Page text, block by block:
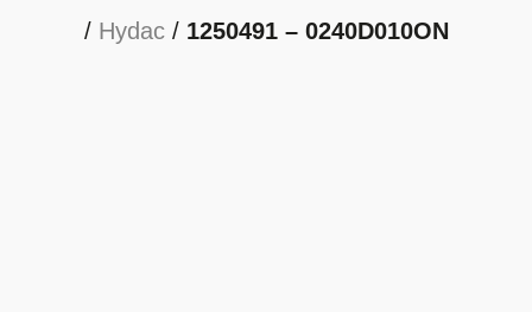
/ Hydac/ 1250491 – 0240D010ON